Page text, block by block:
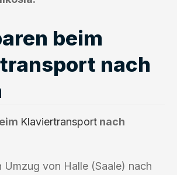
beim
nach
Klaviertransport nach
Umzug von Halle (Saale) nach